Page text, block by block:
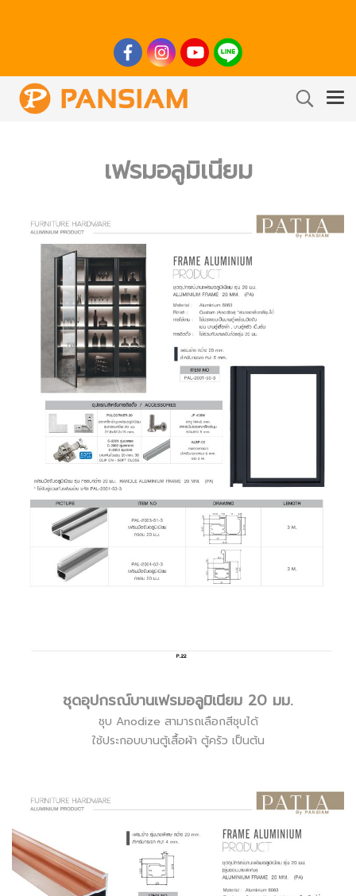
เฟรมอลูมิเนียม
ชุดอุปกรณ์บานเฟรมอลูมิเนียม 20 มม.
ชุบ Anodize สามารถเลือกสีชุบได้
ใช้ประกอบบานตู้เสื้อผ้า ตู้ครัว เป็นต้น